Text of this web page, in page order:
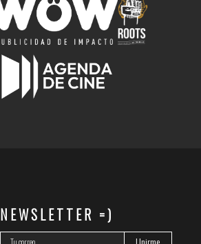
NEWSLETTER =)